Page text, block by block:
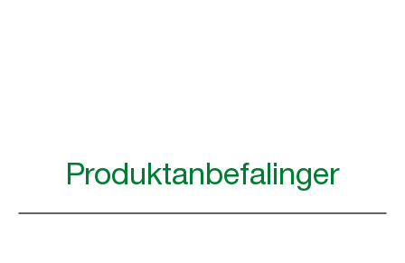
Produktanbefalinger